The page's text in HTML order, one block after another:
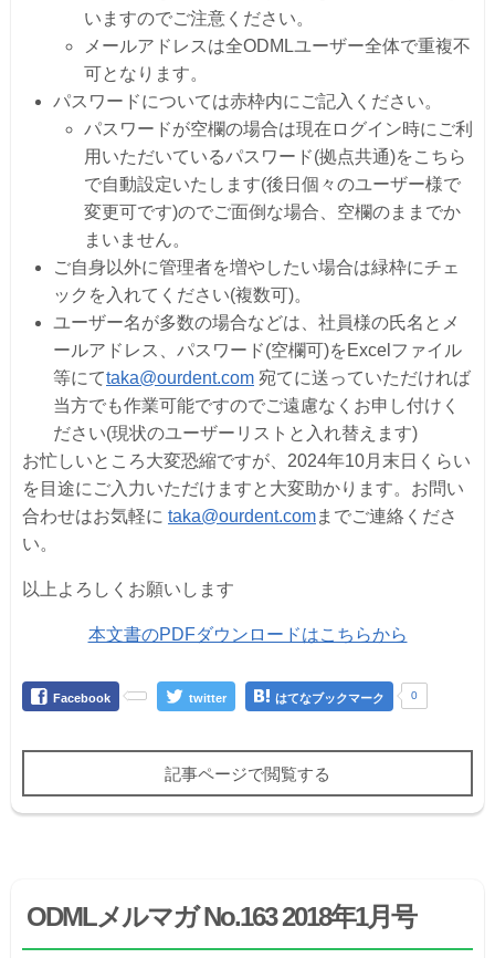
いますのでご注意ください。
メールアドレスは全ODMLユーザー全体で重複不
可となります。
パスワードについては赤枠内にご記入ください。
パスワードが空欄の場合は現在ログイン時にご利
用いただいているパスワード(拠点共通)をこちら
で自動設定いたします(後日個々のユーザー様で
変更可です)のでご面倒な場合、空欄のままでか
まいません。
ご自身以外に管理者を増やしたい場合は緑枠にチェ
ックを入れてください(複数可)。
ユーザー名が多数の場合などは、社員様の氏名とメ
ールアドレス、パスワード(空欄可)をExcelファイル
等にてtaka@ourdent.com 宛てに送っていただければ
当方でも作業可能ですのでご遠慮なくお申し付けく
ださい(現状のユーザーリストと入れ替えます)
お忙しいところ大変恐縮ですが、2024年10月末日くらい
を目途にご入力いただけますと大変助かります。お問い
合わせはお気軽に taka@ourdent.comまでご連絡くださ
い。
以上よろしくお願いします
本文書のPDFダウンロードはこちらから
Facebook twitter はてなブックマーク 0
記事ページで閲覧する
ODMLメルマガ No.163 2018年1月号